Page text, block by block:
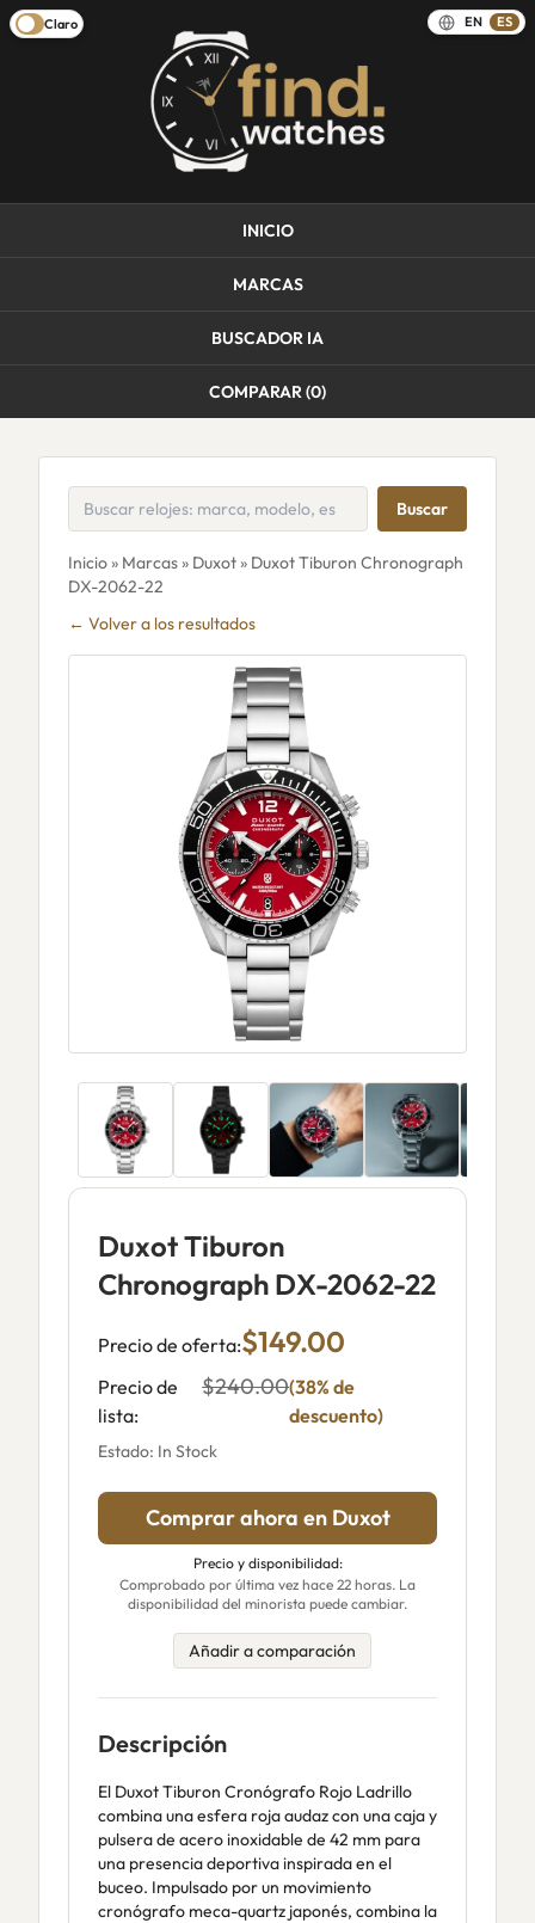
Claro EN ES
INICIO
MARCAS
BUSCADOR IA
COMPARAR (0)
Buscar
Inicio» Marcas» Duxot» Duxot Tiburon Chronograph
DX-2062-22
← Volver a los resultados
Duxot Tiburon
Chronograph DX-2062-22
Precio de oferta:$149.00
Precio de
lista:
$240.00(38% de
descuento)
Estado: In Stock
Comprar ahora en Duxot
Precio y disponibilidad:
Comprobado por última vez hace 22 horas. La
disponibilidad del minorista puede cambiar.
Añadir a comparación
Descripción
El Duxot Tiburon Cronógrafo Rojo Ladrillo
combina una esfera roja audaz con una caja y
pulsera de acero inoxidable de 42 mm para
una presencia deportiva inspirada en el
buceo. Impulsado por un movimiento
cronógrafo meca-quartz japonés, combina la